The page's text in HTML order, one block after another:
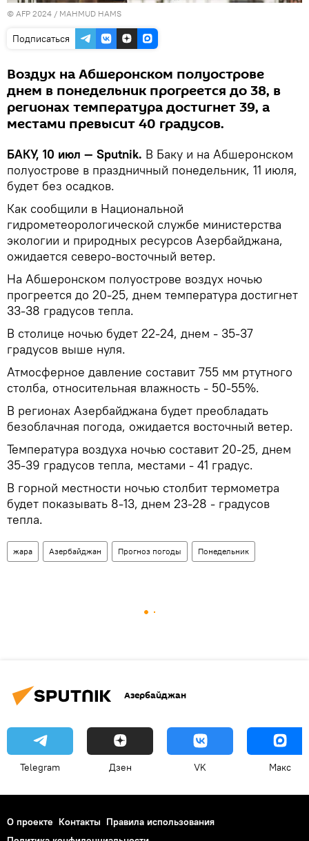
© AFP 2024 / MAHMUD HAMS
Подписаться
Воздух на Абшеронском полуострове
днем в понедельник прогреется до 38, в
регионах температура достигнет 39, а
местами превысит 40 градусов.
БАКУ, 10 июл — Sputnik. В Баку и на Абшеронском
полуострове в праздничный понедельник, 11 июля,
будет без осадков.
Как сообщили в Национальной
гидрометеорологической службе министерства
экологии и природных ресурсов Азербайджана,
ожидается северо-восточный ветер.
На Абшеронском полуострове воздух ночью
прогреется до 20-25, днем температура достигнет
33-38 градусов тепла.
В столице ночью будет 22-24, днем - 35-37
градусов выше нуля.
Атмосферное давление составит 755 мм ртутного
столба, относительная влажность - 50-55%.
В регионах Азербайджана будет преобладать
безоблачная погода, ожидается восточный ветер.
Температура воздуха ночью составит 20-25, днем
35-39 градусов тепла, местами - 41 градус.
В горной местности ночью столбит термометра
будет показывать 8-13, днем 23-28 - градусов
тепла.
жара Азербайджан Прогноз погоды Понедельник
Азербайджан
Telegram Дзен VK Макс
О проекте Контакты Правила использования